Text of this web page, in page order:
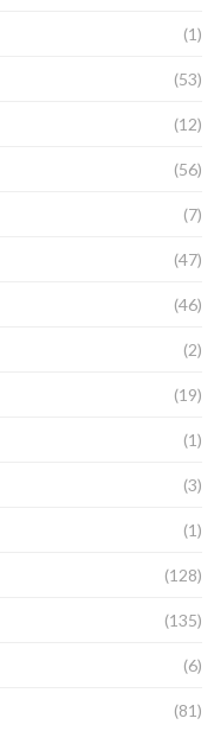
(1)
(53)
(12)
(56)
(7)
(47)
(46)
(2)
(19)
(1)
(3)
(1)
(128)
(135)
(6)
(81)